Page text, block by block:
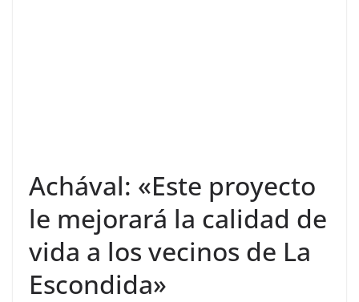
Achával: «Este proyecto
le mejorará la calidad de
vida a los vecinos de La
Escondida»